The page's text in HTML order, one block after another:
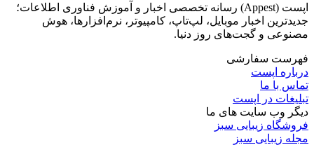
اپست (Appest) رسانه تخصصی اخبار و آموزش فناوری اطلاعات؛
جدیدترین اخبار موبایل، لپ‌تاپ، کامپیوتر، نرم‌افزارها، هوش
مصنوعی و گجت‌های روز دنیا.
فهرست سفارشی
درباره اپست
تماس با ما
تبلیغات در اپست
دیگر وب سایت های ما
فروشگاه زیبایی سبز
مجله زیبایی سبز